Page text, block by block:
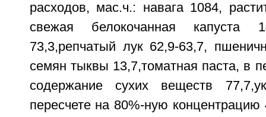
расходов, мас.ч.: навага 1084,
свежая белокочанная капуста
73,3,репчатый лук 62,9-63,7,
семян тыквы 13,7,томатная паста, в
содержание сухих веществ
пересчете на 80%-ную концентрацию